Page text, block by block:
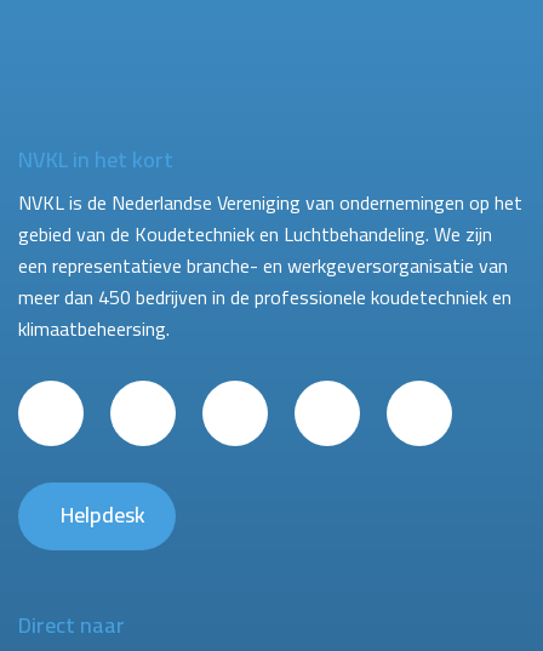
NVKL in het kort
NVKL is de Nederlandse Vereniging van ondernemingen op het
gebied van de Koudetechniek en Luchtbehandeling. We zijn
een representatieve branche- en werkgeversorganisatie van
meer dan 450 bedrijven in de professionele koudetechniek en
klimaatbeheersing.
Helpdesk
Direct naar